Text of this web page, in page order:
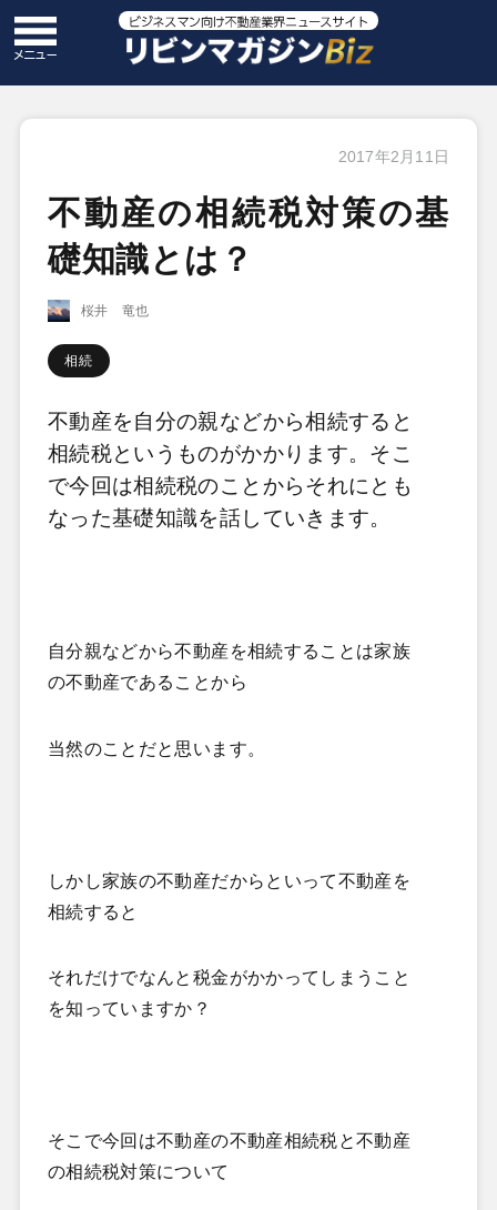
2017年2月11日
不動産の相続税対策の基
礎知識とは？
桜井 竜也
相続
不動産を自分の親などから相続すると
相続税というものがかかります。そこ
で今回は相続税のことからそれにとも
なった基礎知識を話していきます。
自分親などから不動産を相続することは家族
の不動産であることから
当然のことだと思います。
しかし家族の不動産だからといって不動産を
相続すると
それだけでなんと税金がかかってしまうこと
を知っていますか？
そこで今回は不動産の不動産相続税と不動産
の相続税対策について